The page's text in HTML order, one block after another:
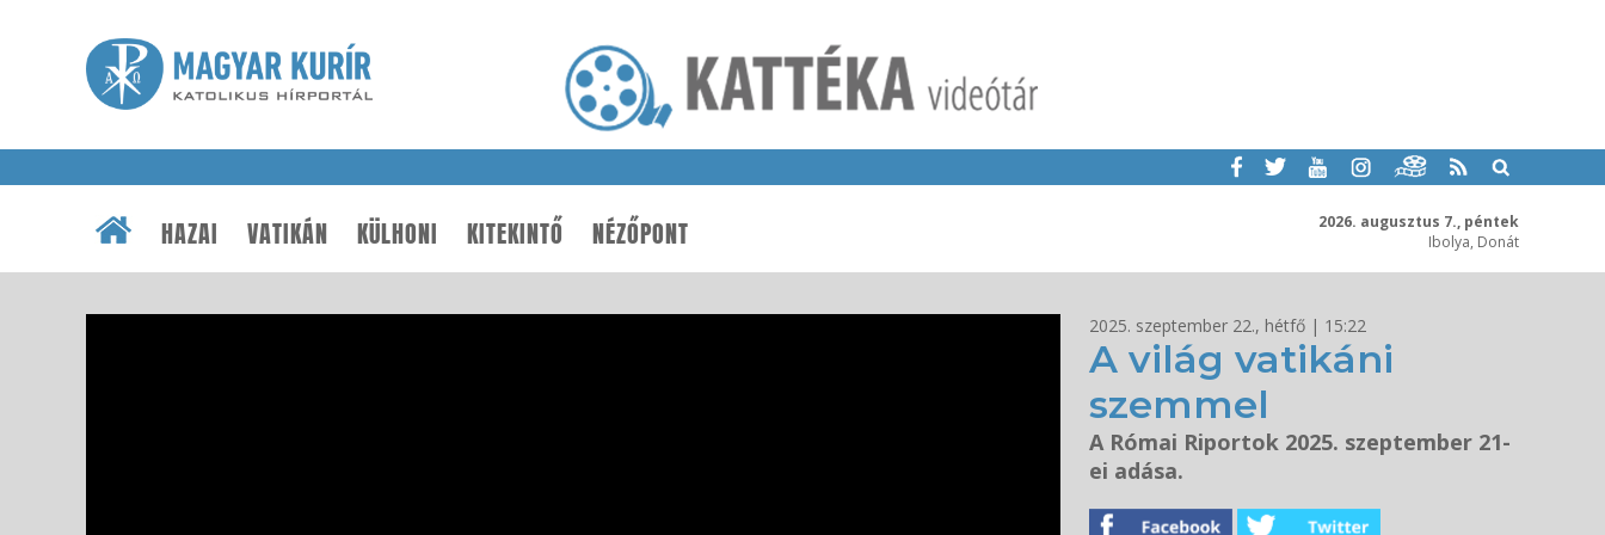
2026. augusztus 7., péntek
Ibolya, Donát
HAZAI VATIKÁN KÜLHONI KITEKINTŐ NÉZŐPONT
2025. szeptember 22., hétfő | 15:22
A világ vatikáni
szemmel
A Római Riportok 2025. szeptember 21-
ei adása.